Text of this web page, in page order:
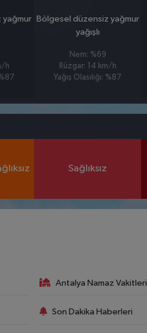
yağmur
h
Bölgesel düzensiz yağmur
yağışlı
Nem: %69
Rüzgar: 14 km/h
Yağış Olasılığı: %87
Sağlıksız
Antalya Namaz Vakitleri
Son Dakika Haberleri